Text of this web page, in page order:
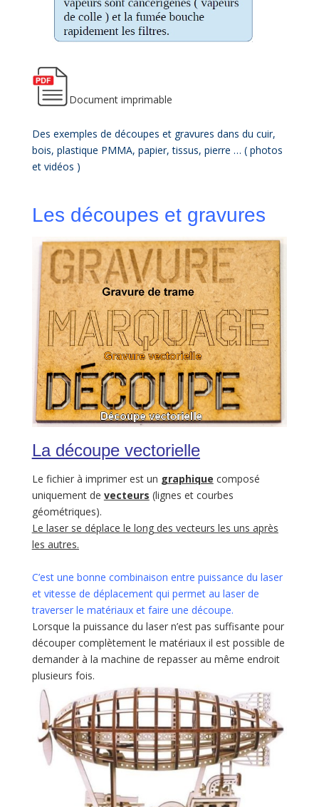
Document imprimable
Des exemples de découpes et gravures dans du cuir,
bois, plastique PMMA, papier, tissus, pierre … ( photos
et vidéos )
Les découpes et gravures
La découpe vectorielle
Le fichier à imprimer est un graphique composé
uniquement de vecteurs (lignes et courbes
géométriques).
Le laser se déplace le long des vecteurs les uns après
les autres.
C’est une bonne combinaison entre puissance du laser
et vitesse de déplacement qui permet au laser de
traverser le matériaux et faire une découpe.
Lorsque la puissance du laser n’est pas suffisante pour
découper complètement le matériaux il est possible de
demander à la machine de repasser au même endroit
plusieurs fois.